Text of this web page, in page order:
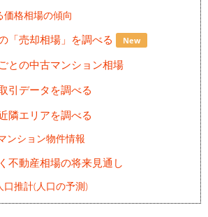
格相場の傾向
「売却相場」を調べる New
との中古マンション相場
引データを調べる
隣エリアを調べる
ンション物件情報
不動産相場の将来見通し
口推計(人口の予測)